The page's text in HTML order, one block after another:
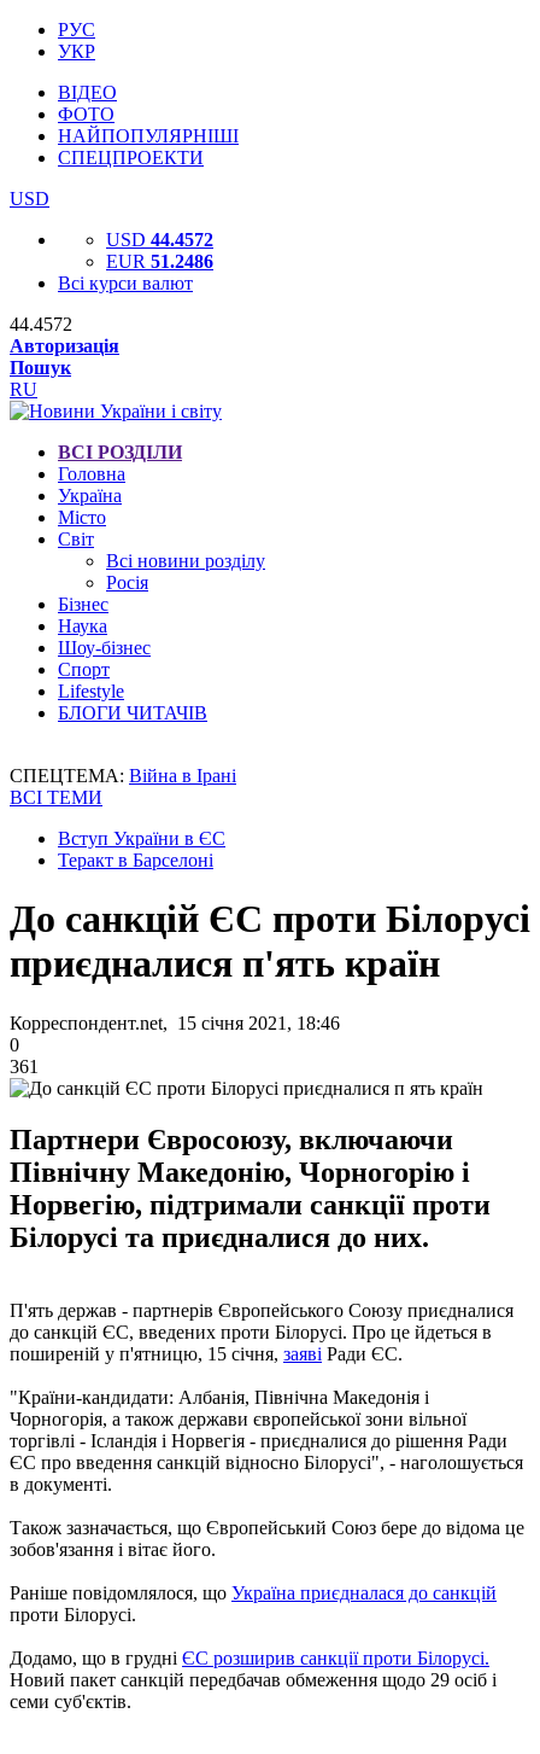
РУС
УКР
ВІДЕО
ФОТО
НАЙПОПУЛЯРНІШІ
СПЕЦПРОЕКТИ
USD
USD 44.4572
EUR 51.2486
Всі курси валют
44.4572
Авторизація
Пошук
RU
ВСІ РОЗДІЛИ
Головна
Україна
Місто
Світ
Всі новини розділу
Росія
Бізнес
Наука
Шоу-бізнес
Спорт
Lifestyle
БЛОГИ ЧИТАЧІВ
СПЕЦТЕМА: Війна в Ірані
ВСІ ТЕМИ
Вступ України в ЄС
Теракт в Барселоні
До санкцій ЄС проти Білорусі
приєдналися п'ять країн
Корреспондент.net, 15 січня 2021, 18:46
0
361
Партнери Євросоюзу, включаючи
Північну Македонію, Чорногорію і
Норвегію, підтримали санкції проти
Білорусі та приєдналися до них.
П'ять держав - партнерів Європейського Союзу приєдналися
до санкцій ЄС, введених проти Білорусі. Про це йдеться в
поширеній у п'ятницю, 15 січня, заяві Ради ЄС.
"Країни-кандидати: Албанія, Північна Македонія і
Чорногорія, а також держави європейської зони вільної
торгівлі - Ісландія і Норвегія - приєдналися до рішення Ради
ЄС про введення санкцій відносно Білорусі", - наголошується
в документі.
Також зазначається, що Європейський Союз бере до відома це
зобов'язання і вітає його.
Раніше повідомлялося, що Україна приєдналася до санкцій
проти Білорусі.
Додамо, що в грудні ЄС розширив санкції проти Білорусі.
Новий пакет санкцій передбачав обмеження щодо 29 осіб і
семи суб'єктів.